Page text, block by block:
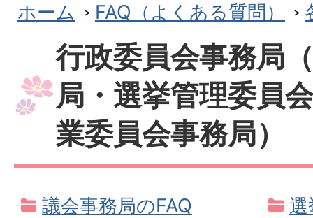
ホーム
FAQ（よくある質問）
行政委員会事務局
局・選挙管理委員
業委員会事務局）
議会事務局のFAQ 選